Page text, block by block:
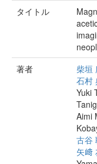
タイトル
著者
柴垣
石村
Yuki
Aimi
古谷
矢﨑